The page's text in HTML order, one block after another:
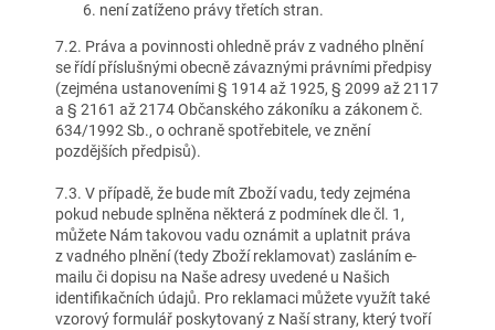
není zatíženo právy třetích stran.
7.2. Práva a povinnosti ohledně práv z vadného plnění
se řídí příslušnými obecně závaznými právními předpisy
(zejména ustanoveními § 1914 až 1925, § 2099 až 2117
a § 2161 až 2174 Občanského zákoníku a zákonem č.
634/1992 Sb., o ochraně spotřebitele, ve znění
pozdějších předpisů).
7.3. V případě, že bude mít Zboží vadu, tedy zejména
pokud nebude splněna některá z podmínek dle čl. 1,
můžete Nám takovou vadu oznámit a uplatnit práva
z vadného plnění (tedy Zboží reklamovat) zasláním e-
mailu či dopisu na Naše adresy uvedené u Našich
identifikačních údajů. Pro reklamaci můžete využít také
vzorový formulář poskytovaný z Naší strany, který tvoří